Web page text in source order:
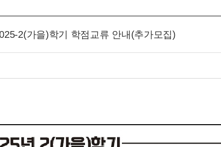
2(가을)학기 학점교류 안내(추가모집)